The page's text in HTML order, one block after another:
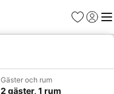
Favoriter
Logga
Gäster och rum
2 gäster, 1 rum